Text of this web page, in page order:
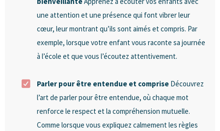
une attention et une présence qui font vibrer leur
cœur, leur montrant qu’ils sont aimés et compris. Par
exemple, lorsque votre enfant vous raconte sa journée
à l’école et que vous l’écoutez attentivement.
Parler pour être entendue et comprise Découvrez
l’art de parler pour être entendue, où chaque mot
renforce le respect et la compréhension mutuelle.
Comme lorsque vous expliquez calmement les règles